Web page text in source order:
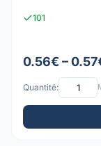
101
0.56€ –
Quantité: